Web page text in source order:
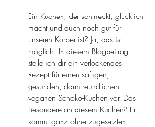
Ein Kuchen, der schmeckt, glücklich
macht und auch noch gut für
unseren Körper ist? Ja, das ist
möglich! In diesem Blogbeitrag
stelle ich dir ein verlockendes
Rezept für einen saftigen,
gesunden, darmfreundlichen
veganen Schoko-Kuchen vor. Das
Besondere an diesem Kuchen? Er
kommt ganz ohne zugesetzten